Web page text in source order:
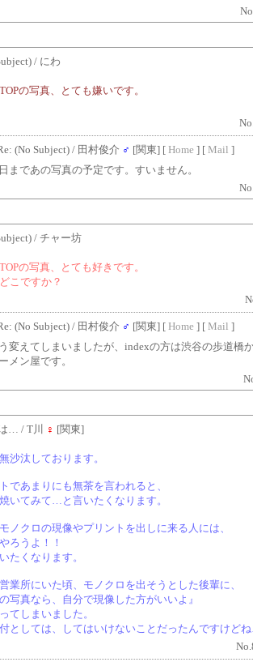
/ にわ
の写真、とても嫌いです。
(No Subject) / 田村俊介 ♂ [関東] [ Home ] [ Mail ]
まであの写真の予定です。すいません。
/ チャー坊
の写真、とても好きです。
こですか？
(No Subject) / 田村俊介 ♂ [関東] [ Home ] [ Mail ]
変えてしまいましたが、indexの方は渋谷の歩道橋
メン屋です。
… / T川 ♀ [関東]
沙汰しております。
であまりにも無茶を言われると、
いてみて…と言いたくなります。
ノクロの現像やプリントを出しに来る人には、
ろうよ！！
たくなります。
業所にいた頃、モノクロを出そうとした後輩に、
写真なら、自分で現像した方がいいよ』
てしまいました。
としては、してはいけないことだったんですけどね